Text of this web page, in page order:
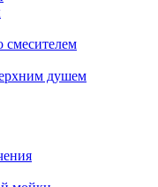
душем